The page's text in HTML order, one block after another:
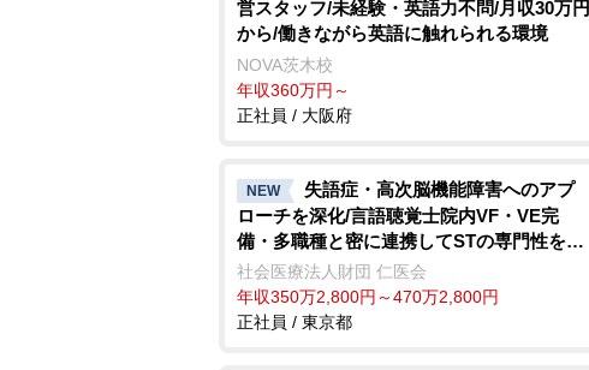
営スタッフ/未経験・英語力不問/月収30万円
から/働きながら英語に触れられる環境
NOVA茨木校
年収360万円～
正社員 / 大阪府
NEW
失語症・高次脳機能障害へのアプ
ローチを深化/言語聴覚士院内VF・VE完
備・多職種と密に連携してSTの専門性を追
求できる環境
社会医療法人財団 仁医会
年収350万2,800円～470万2,800円
正社員 / 東京都